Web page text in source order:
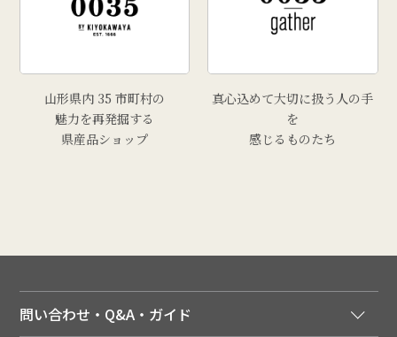
山形県内 35 市町村の
魅力を再発掘する
県産品ショップ
真心込めて大切に扱う人の手
を
感じるものたち
問い合わせ・Q&A・ガイド